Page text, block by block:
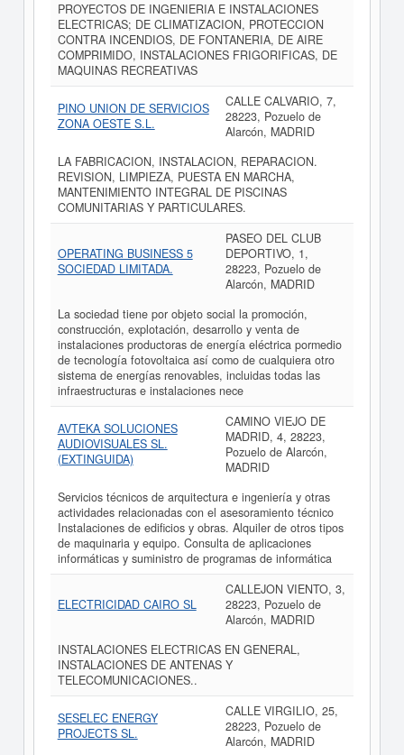
PROYECTOS DE INGENIERIA E INSTALACIONES
ELECTRICAS; DE CLIMATIZACION, PROTECCION
CONTRA INCENDIOS, DE FONTANERIA, DE AIRE
COMPRIMIDO, INSTALACIONES FRIGORIFICAS, DE
MAQUINAS RECREATIVAS
PINO UNION DE SERVICIOS
ZONA OESTE S.L.
CALLE CALVARIO, 7,
28223, Pozuelo de
Alarcón, MADRID
LA FABRICACION, INSTALACION, REPARACION.
REVISION, LIMPIEZA, PUESTA EN MARCHA,
MANTENIMIENTO INTEGRAL DE PISCINAS
COMUNITARIAS Y PARTICULARES.
OPERATING BUSINESS 5
SOCIEDAD LIMITADA.
PASEO DEL CLUB
DEPORTIVO, 1,
28223, Pozuelo de
Alarcón, MADRID
La sociedad tiene por objeto social la promoción,
construcción, explotación, desarrollo y venta de
instalaciones productoras de energía eléctrica pormedio
de tecnología fotovoltaica así como de cualquiera otro
sistema de energías renovables, incluidas todas las
infraestructuras e instalaciones nece
AVTEKA SOLUCIONES
AUDIOVISUALES SL.
(EXTINGUIDA)
CAMINO VIEJO DE
MADRID, 4, 28223,
Pozuelo de Alarcón,
MADRID
Servicios técnicos de arquitectura e ingeniería y otras
actividades relacionadas con el asesoramiento técnico
Instalaciones de edificios y obras. Alquiler de otros tipos
de maquinaria y equipo. Consulta de aplicaciones
informáticas y suministro de programas de informática
ELECTRICIDAD CAIRO SL
CALLEJON VIENTO, 3,
28223, Pozuelo de
Alarcón, MADRID
INSTALACIONES ELECTRICAS EN GENERAL,
INSTALACIONES DE ANTENAS Y
TELECOMUNICACIONES..
SESELEC ENERGY
PROJECTS SL.
CALLE VIRGILIO, 25,
28223, Pozuelo de
Alarcón, MADRID